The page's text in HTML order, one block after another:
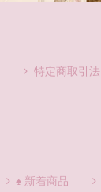
特定商取引法
♠ 新着商品